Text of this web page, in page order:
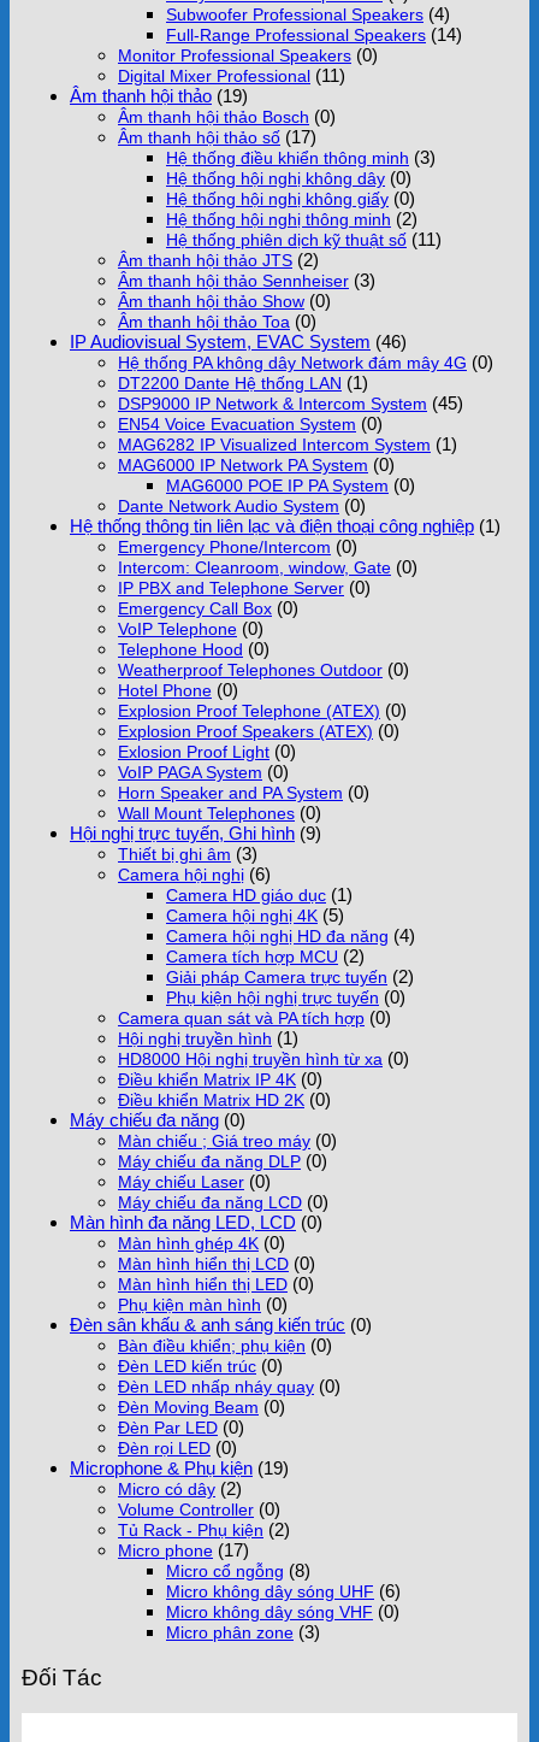
Subwoofer Professional Speakers (4)
Full-Range Professional Speakers (14)
Monitor Professional Speakers (0)
Digital Mixer Professional (11)
Âm thanh hội thảo (19)
Âm thanh hội thảo Bosch (0)
Âm thanh hội thảo số (17)
Hệ thống điều khiển thông minh (3)
Hệ thống hội nghị không dây (0)
Hệ thống hội nghị không giấy (0)
Hệ thống hội nghị thông minh (2)
Hệ thống phiên dịch kỹ thuật số (11)
Âm thanh hội thảo JTS (2)
Âm thanh hội thảo Sennheiser (3)
Âm thanh hội thảo Show (0)
Âm thanh hội thảo Toa (0)
IP Audiovisual System, EVAC System (46)
Hệ thống PA không dây Network đám mây 4G (0)
DT2200 Dante Hệ thống LAN (1)
DSP9000 IP Network & Intercom System (45)
EN54 Voice Evacuation System (0)
MAG6282 IP Visualized Intercom System (1)
MAG6000 IP Network PA System (0)
MAG6000 POE IP PA System (0)
Dante Network Audio System (0)
Hệ thống thông tin liên lạc và điện thoại công nghiệp (1)
Emergency Phone/Intercom (0)
Intercom: Cleanroom, window, Gate (0)
IP PBX and Telephone Server (0)
Emergency Call Box (0)
VoIP Telephone (0)
Telephone Hood (0)
Weatherproof Telephones Outdoor (0)
Hotel Phone (0)
Explosion Proof Telephone (ATEX) (0)
Explosion Proof Speakers (ATEX) (0)
Exlosion Proof Light (0)
VoIP PAGA System (0)
Horn Speaker and PA System (0)
Wall Mount Telephones (0)
Hội nghị trực tuyến, Ghi hình (9)
Thiết bị ghi âm (3)
Camera hội nghị (6)
Camera HD giáo dục (1)
Camera hội nghị 4K (5)
Camera hội nghị HD đa năng (4)
Camera tích hợp MCU (2)
Giải pháp Camera trực tuyến (2)
Phụ kiện hội nghị trực tuyến (0)
Camera quan sát và PA tích hợp (0)
Hội nghị truyền hình (1)
HD8000 Hội nghị truyền hình từ xa (0)
Điều khiển Matrix IP 4K (0)
Điều khiển Matrix HD 2K (0)
Máy chiếu đa năng (0)
Màn chiếu ; Giá treo máy (0)
Máy chiếu đa năng DLP (0)
Máy chiếu Laser (0)
Máy chiếu đa năng LCD (0)
Màn hình đa năng LED, LCD (0)
Màn hình ghép 4K (0)
Màn hình hiển thị LCD (0)
Màn hình hiển thị LED (0)
Phụ kiện màn hình (0)
Đèn sân khấu & anh sáng kiến trúc (0)
Bàn điều khiển; phụ kiện (0)
Đèn LED kiến trúc (0)
Đèn LED nhấp nháy quay (0)
Đèn Moving Beam (0)
Đèn Par LED (0)
Đèn rọi LED (0)
Microphone & Phụ kiện (19)
Micro có dây (2)
Volume Controller (0)
Tủ Rack - Phụ kiện (2)
Micro phone (17)
Micro cổ ngỗng (8)
Micro không dây sóng UHF (6)
Micro không dây sóng VHF (0)
Micro phân zone (3)
Đối Tác